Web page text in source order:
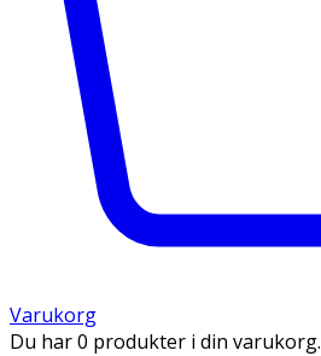
Varukorg
Du har 0 produkter i din varukorg.